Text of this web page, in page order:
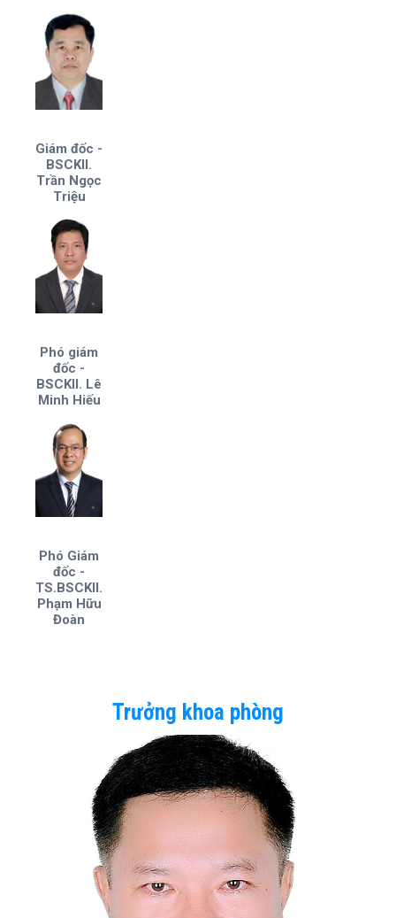
Giám đốc -
BSCKII.
Trần Ngọc
Triệu
Phó giám
đốc -
BSCKII. Lê
Minh Hiếu
Phó Giám
đốc -
TS.BSCKII.
Phạm Hữu
Đoàn
Trưởng khoa phòng